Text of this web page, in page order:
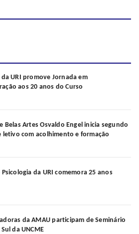
URI promove Jornada em
aos 20 anos do Curso
Belas Artes Osvaldo Engel inicia segundo
letivo com acolhimento e formação
Psicologia da URI comemora 25 anos
da AMAU participam de Seminário
da UNCME